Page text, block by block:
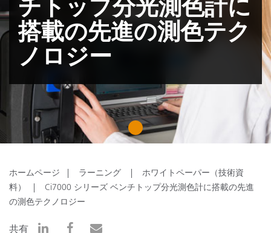
チトップ分光測色計に
搭載の先進の測色テク
ノロジー
1
ホームページ ラーニング
ホワイトペーパー（技術資
料）
Ci7000 シリーズ ベンチトップ分光測色計に搭載の先進
の測色テクノロジー
共有